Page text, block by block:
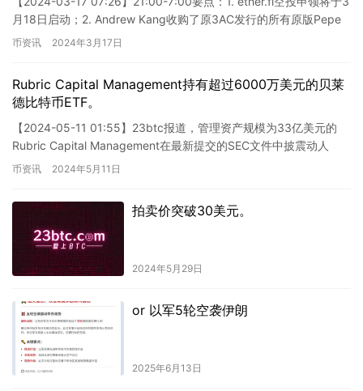
月18日启动；2. Andrew Kang收购了原3AC发行的所有原版Pepe
N…
币资讯 2024年3月17日
Rubric Capital Management持有超过6000万美元的贝莱
德比特币ETF。
【2024-05-11 01:55】23btc报道，管理资产规模为33亿美元的
Rubric Capital Management在最新提交的SEC文件中披震动人
心，宣称持有价值逾6…
币资讯 2024年5月11日
拍卖价突破30美元。
2024年5月29日
or 以军5轮空袭伊朗
2025年6月13日